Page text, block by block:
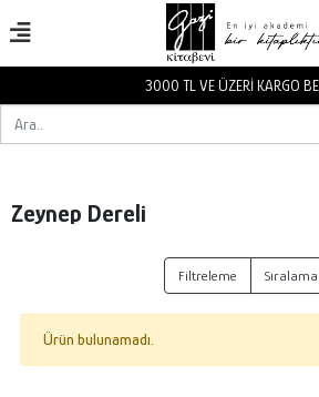
3000 TL VE ÜZERİ KARGO
Zeynep Dereli
Filtreleme Sıralama
Ürün bulunamadı.